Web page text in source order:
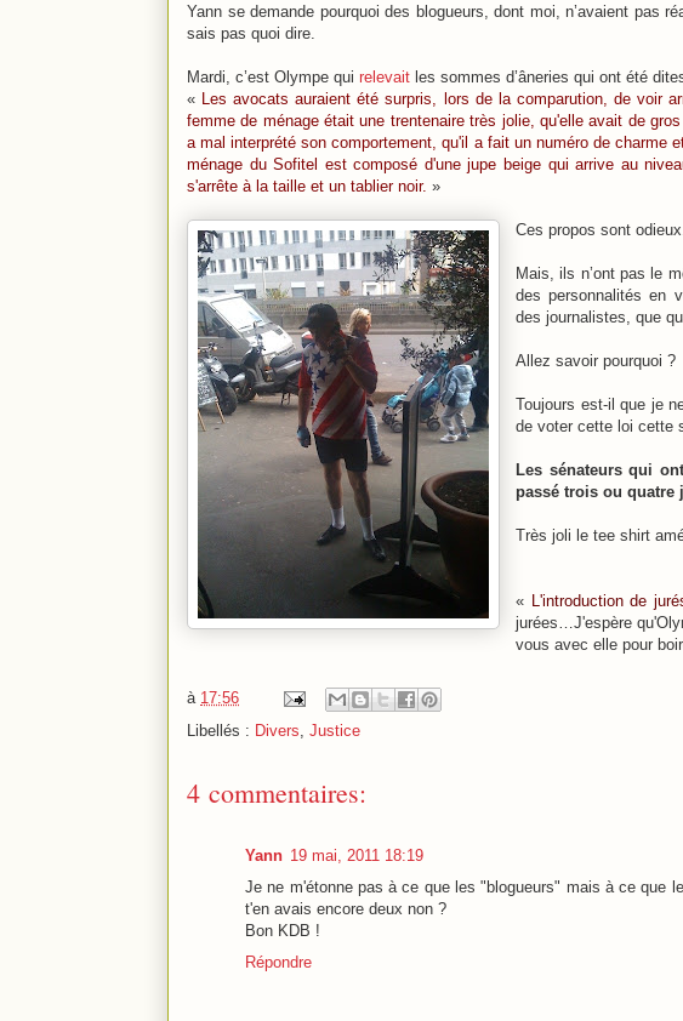
Yann se demande pourquoi des blogueurs, dont moi, n’avaient pas
sais pas quoi dire.
Mardi, c’est Olympe qui relevait les sommes d’âneries qui ont été
« Les avocats auraient été surpris, lors de la comparution, de voir
femme de ménage était une trentenaire très jolie, qu'elle avait de
a mal interprété son comportement, qu'il a fait un numéro de charme
ménage du Sofitel est composé d'une jupe beige qui arrive au
s'arrête à la taille et un tablier noir. »
Ces propos sont odieux.
Mais, ils n’ont pas le
des personnalités en
des journalistes, que
Allez savoir pourquoi ?
Toujours est-il que je
de voter cette loi cette
Les sénateurs qui
passé trois ou quatre
Très joli le tee shirt
« L'introduction de
jurées…J'espère
vous avec elle pour
à 17:56
Libellés : Divers Justice
4 commentaires:
Yann 19 mai, 2011 18:19
Je ne m'étonne pas à ce que les "blogueurs" mais à ce que
t'en avais encore deux non ?
Bon KDB !
Répondre